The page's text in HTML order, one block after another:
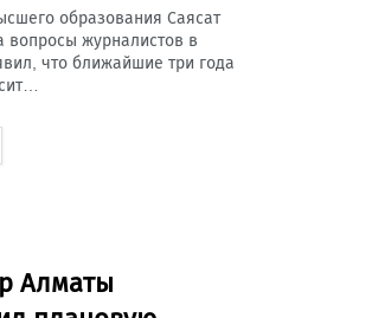
образования Саясат
вопросы журналистов в
что ближайшие три года
Алматы